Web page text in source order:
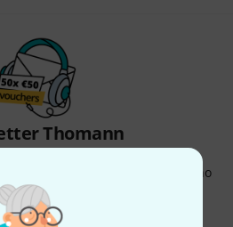
Thomann
Thomann em inglês e com um
ganhar um dos
no
inspiradoras